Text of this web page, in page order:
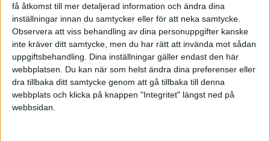
få åtkomst till mer detaljerad information och ändra dina
inställningar innan du samtycker eller för att neka samtycke.
Observera att viss behandling av dina personuppgifter kanske
inte kräver ditt samtycke, men du har rätt att invända mot sådan
uppgiftsbehandling. Dina inställningar gäller endast den här
webbplatsen. Du kan när som helst ändra dina preferenser eller
dra tillbaka ditt samtycke genom att gå tillbaka till denna
webbplats och klicka på knappen "Integritet" längst ned på
webbsidan.
ARTIKEL·Frida Spikdotter Nilsson
Riskfyllt att inte jobba med
hållbart företagande
Mariann Eriksson, Marketing
Director WWF: ”Företag som inte
ser potentialen i hållbarhetsarbete
kommer få svårt att vara
lönsamma.”